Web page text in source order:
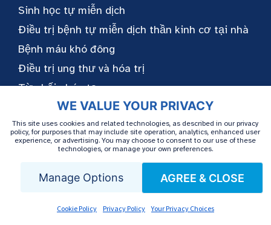
WE VALUE YOUR PRIVACY
This site uses cookies and related technologies, as described in our privacy
policy, for purposes that may include site operation, analytics, enhanced user
experience, or advertising. You may choose to consent to our use of these
technologies, or manage your own preferences.
Manage Options AGREE & CLOSE
Cookie Policy Privacy Policy Your Privacy Choices
Sinh học tự miễn dịch
Điều trị bệnh tự miễn dịch thần kinh cơ tại nhà
Bệnh máu khó đông
Điều trị ung thư và hóa trị
Từ chối ghép tạng
Theo dõi
chúng tôi
DỊCH VỤ CỦA
AMERIPHARMA
Trung tâm truyền